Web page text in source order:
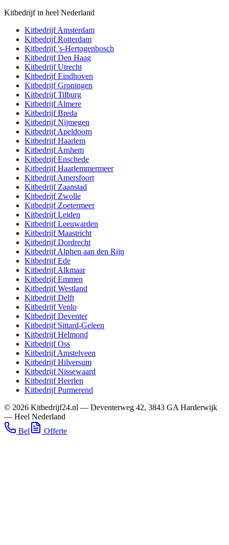
Kitbedrijf in heel Nederland
KitbedrijfAmsterdam
KitbedrijfRotterdam
Kitbedrijf's-Hertogenbosch
KitbedrijfDen Haag
KitbedrijfUtrecht
KitbedrijfEindhoven
KitbedrijfGroningen
KitbedrijfTilburg
KitbedrijfAlmere
KitbedrijfBreda
KitbedrijfNijmegen
KitbedrijfApeldoorn
KitbedrijfHaarlem
KitbedrijfArnhem
KitbedrijfEnschede
KitbedrijfHaarlemmermeer
KitbedrijfAmersfoort
Kitbedrijf Zaanstad
Kitbedrijf Zwolle
Kitbedrijf Zoetermeer
KitbedrijfLeiden
KitbedrijfLeeuwarden
KitbedrijfMaastricht
KitbedrijfDordrecht
KitbedrijfAlphen aan den Rijn
KitbedrijfEde
KitbedrijfAlkmaar
KitbedrijfEmmen
KitbedrijfWestland
KitbedrijfDelft
KitbedrijfVenlo
KitbedrijfDeventer
Kitbedrijf Sittard-Geleen
KitbedrijfHelmond
KitbedrijfOss
KitbedrijfAmstelveen
KitbedrijfHilversum
KitbedrijfNissewaard
KitbedrijfHeerlen
KitbedrijfPurmerend
© 2026 Kitbedrijf24.nl — Deventerweg 42, 3843 GA Harderwijk
— Heel Nederland
Bel
Offerte